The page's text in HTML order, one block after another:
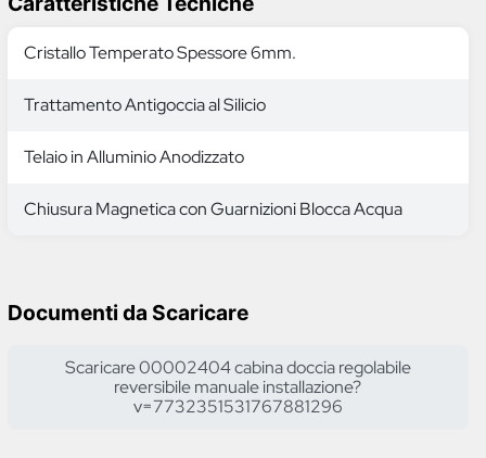
Cristallo Temperato Spessore 6mm.
Trattamento Antigoccia al Silicio
Telaio in Alluminio Anodizzato
Chiusura Magnetica con Guarnizioni Blocca Acqua
Documenti da Scaricare
Scaricare 00002404 cabina doccia regolabile
reversibile manuale installazione?
v=7732351531767881296